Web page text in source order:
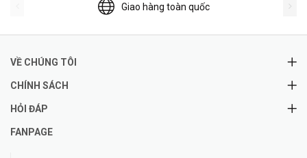
Giao hàng toàn quốc
VỀ CHÚNG TÔI
CHÍNH SÁCH
HỎI ĐÁP
FANPAGE